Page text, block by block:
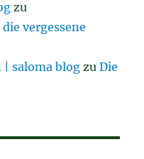
zu
vergessene
| saloma blog zuDie